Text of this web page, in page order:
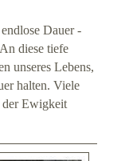
Dauer -
diese tiefe
unseres Lebens,
halten. Viele
der Ewigkeit